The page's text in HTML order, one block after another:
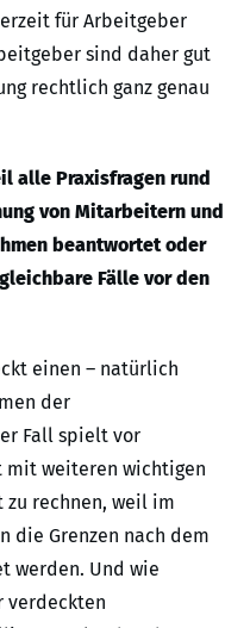
für Arbeitgeber
sind daher gut
rechtlich ganz genau
alle Praxisfragen rund
von Mitarbeitern und
beantwortet oder
Fälle vor den
einen – natürlich
der
Fall spielt vor
mit weiteren wichtigen
zu rechnen, weil im
die Grenzen nach dem
werden. Und wie
verdeckten